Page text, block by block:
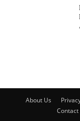
About Us
Contact